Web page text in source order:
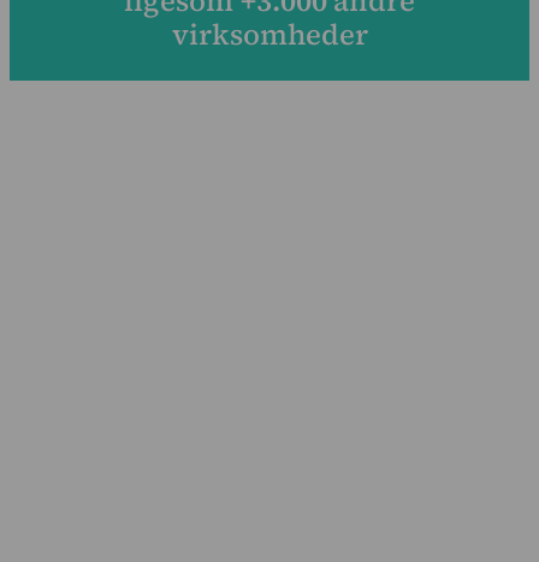
Kontakt
virksomheder